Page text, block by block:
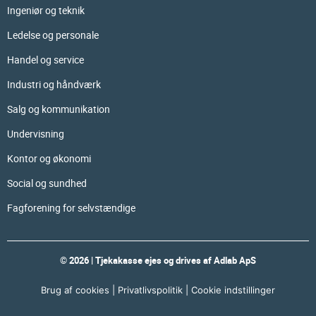
Ingeniør og teknik
Ledelse og personale
Handel og service
Industri og håndværk
Salg og kommunikation
Undervisning
Kontor og økonomi
Social og sundhed
Fagforening for selvstændige
© 2026 | Tjekakasse ejes og drives af Adlab ApS
Brug af cookies Privatlivspolitik Cookie indstillinger